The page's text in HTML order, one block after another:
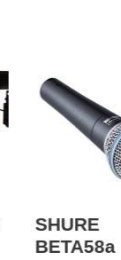
SHURE
BETA58a